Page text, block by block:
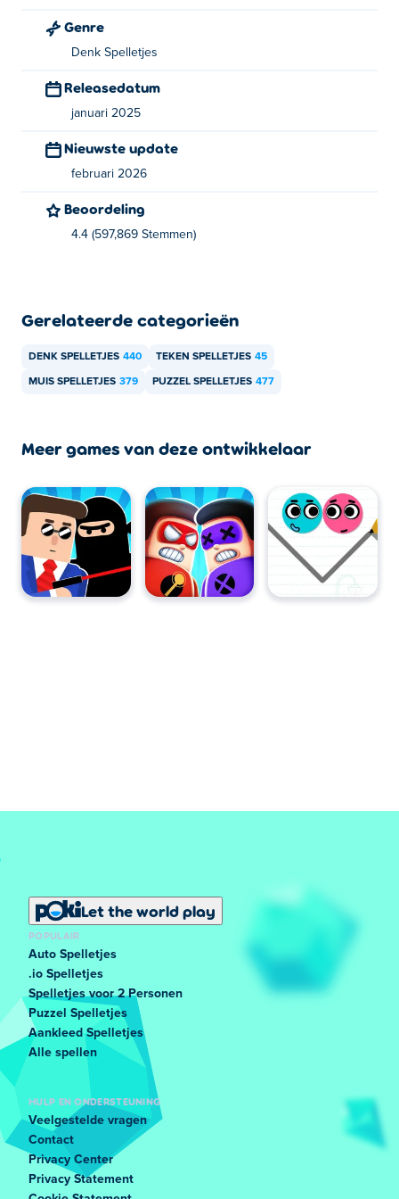
Je kunt Happy Glass gratis spelen op Poki.
apparaten en desktops?
apparaten zoals telefoons en tablets.
Genre
Denk Spelletjes
Releasedatum
januari 2025
Nieuwste update
februari 2026
Beoordeling
4.4 (597,869 Stemmen)
Gerelateerde categorieën
DENK SPELLETJES 440 TEKEN SPELLETJES 45
MUIS SPELLETJES 379 PUZZEL SPELLETJES 477
Meer games van deze ontwikkelaar
Let the world play
POPULAIR
Auto Spelletjes
.io Spelletjes
Spelletjes voor 2 Personen
Puzzel Spelletjes
Aankleed Spelletjes
Alle spellen
HULP EN ONDERSTEUNING
Veelgestelde vragen
Contact
Privacy Center
Privacy Statement